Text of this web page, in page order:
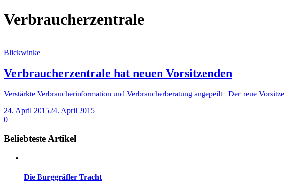
Verbraucherzentrale
Blickwinkel
Verbraucherzentrale hat neuen Vorsitzenden
Verstärkte Verbraucherinformation und Verbraucherberatung angepeilt Der neue
24. April 201524. April 2015
0
Beliebteste Artikel
Die Burggräfler Tracht